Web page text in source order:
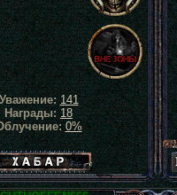
141
Награды: 18
0%
сталкера